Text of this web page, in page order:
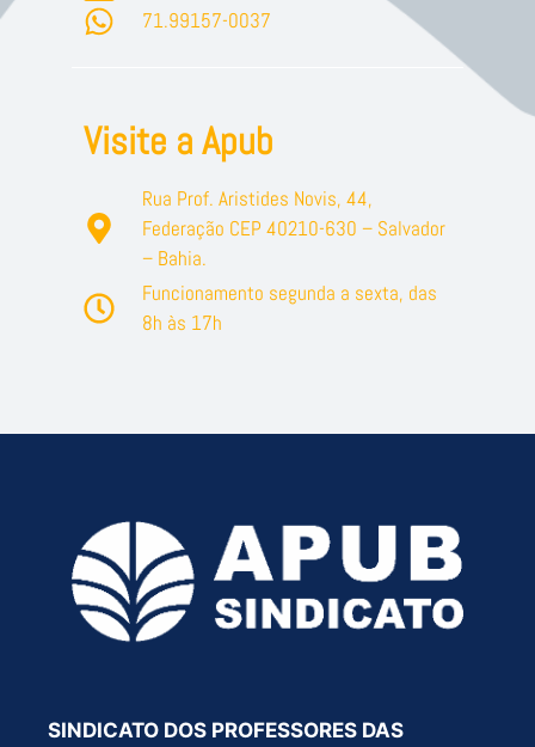
71.99157-0037
Visite a Apub
Rua Prof. Aristides Novis, 44,
Federação CEP 40210-630 – Salvador
– Bahia.
Funcionamento segunda a sexta, das
8h às 17h
SINDICATO DOS PROFESSORES DAS